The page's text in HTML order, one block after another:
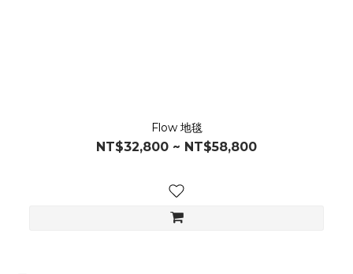
Flow 地毯
NT$32,800 ~ NT$58,800